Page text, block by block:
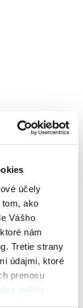
účely
ako
Vášho
nám
Tretie strany
údajmi, ktoré
prenosu
policy.
organizáciu
nedávnom
je tu!
pred úhradou a
a mobilní aplikace